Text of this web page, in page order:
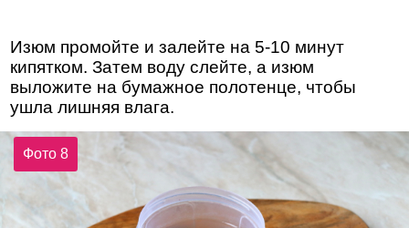
Изюм промойте и залейте на 5-10 минут
кипятком. Затем воду слейте, а изюм
выложите на бумажное полотенце, чтобы
ушла лишняя влага.
Фото 8